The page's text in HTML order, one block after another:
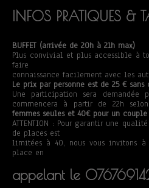
INFOS PRATIQUES &
BUFFET (arrivée de 20h à 21h max)
Plus convivial et plus accessible à
faire
connaissance facilement avec les
Le prix par personne est de 25 €
Une participation sera
commencera à partir de 22h
femmes seules et 40€ pour un couple
ATTENTION : Pour garantir une
de places est
limitées à 40, nous vous invitons à
place en
appelant le